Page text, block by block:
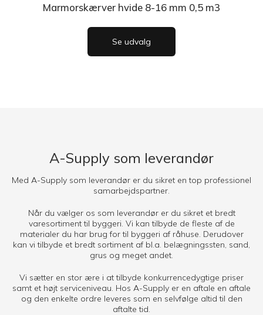
Marmorskærver hvide 8-16 mm 0,5 m3
Se udvalg
A-Supply som leverandør
Med A-Supply som leverandør er du sikret en top professionel
samarbejdspartner.
Når du vælger os som leverandør er du sikret et bredt
varesortiment til byggeri. Vi kan tilbyde de fleste af de
materialer du har brug for til byggeri af råhuse. Derudover
kan vi tilbyde et bredt sortiment af bl.a. belægningssten, sand,
grus og meget andet.
Vi sætter en stor ære i at tilbyde konkurrencedygtige priser
samt et højt serviceniveau. Hos A-Supply er en aftale en aftale
og den enkelte ordre leveres som en selvfølge altid til den
aftalte tid.